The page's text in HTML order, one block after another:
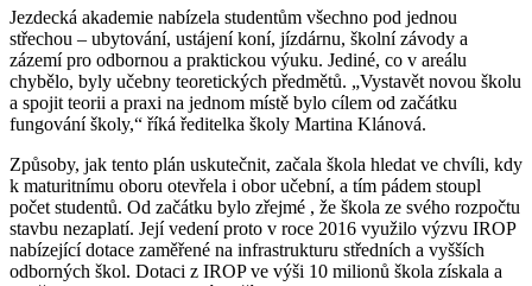
Jezdecká akademie nabízela studentům všechno pod jednou
střechou – ubytování, ustájení koní, jízdárnu, školní závody a
zázemí pro odbornou a praktickou výuku. Jediné, co v areálu
chybělo, byly učebny teoretických předmětů. „Vystavět novou školu
a spojit teorii a praxi na jednom místě bylo cílem od začátku
fungování školy,“ říká ředitelka školy Martina Klánová.
Způsoby, jak tento plán uskutečnit, začala škola hledat ve chvíli, kdy
k maturitnímu oboru otevřela i obor učební, a tím pádem stoupl
počet studentů. Od začátku bylo zřejmé , že škola ze svého rozpočtu
stavbu nezaplatí. Její vedení proto v roce 2016 využilo výzvu IROP
nabízející dotace zaměřené na infrastrukturu středních a vyšších
odborných škol. Dotaci z IROP ve výši 10 milionů škola získala a